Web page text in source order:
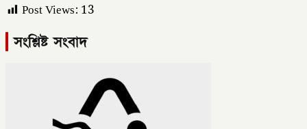
Post Views: 13
সংশ্লিষ্ট সংবাদ